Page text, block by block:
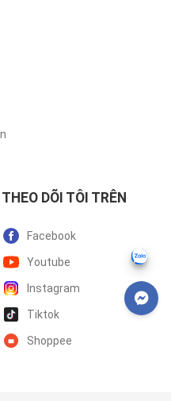
THEO DÕI TÔI TRÊN
Facebook
Youtube
Instagram
Tiktok
Shoppee